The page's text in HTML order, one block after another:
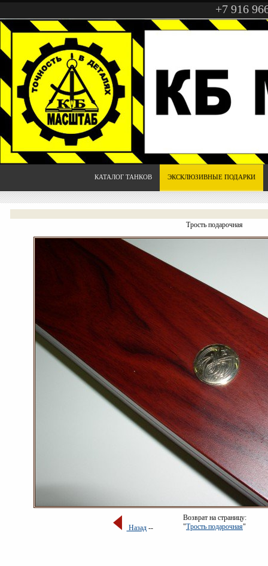
+7 916
КАТАЛОГ ТАНКОВ ЭКСКЛЮЗИВНЫЕ ПОДАРКИ
Трость подарочная
Назад--
Возврат на страницу:
"Трость подарочная"